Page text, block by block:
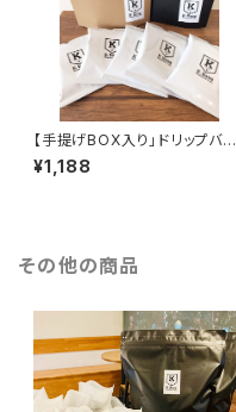
【手提げBOX入り」ドリップバッ
グ(5P)
¥1,188
その他の商品